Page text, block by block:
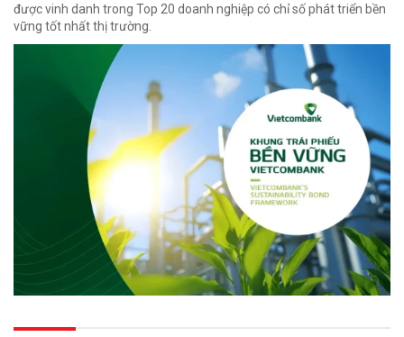
được vinh danh trong Top 20 doanh nghiệp có chỉ số phát triển bền
vững tốt nhất thị trường.